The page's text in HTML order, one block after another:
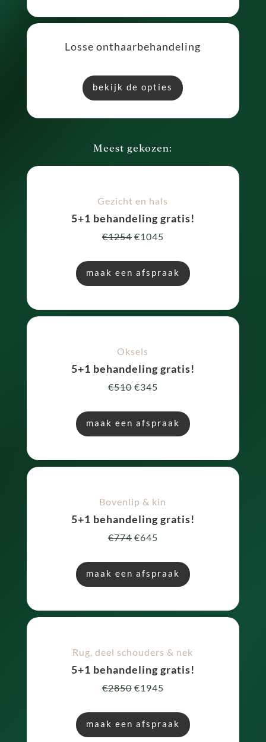
Losse onthaarbehandeling
bekijk de opties
Meest gekozen:
Gezicht en hals
5+1 behandeling gratis!
€1254€1045
maak een afspraak
Oksels
5+1 behandeling gratis!
€510€345
maak een afspraak
Bovenlip & kin
5+1 behandeling gratis!
€774€645
maak een afspraak
Rug, deel schouders & nek
5+1 behandeling gratis!
€2850€1945
maak een afspraak